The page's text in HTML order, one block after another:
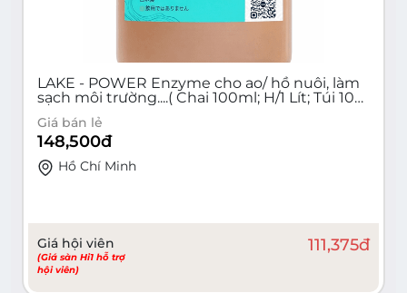
LAKE - POWER Enzyme cho ao/ hồ nuôi, làm
sạch môi trường....( Chai 100ml; H/1 Lít; Túi 10
Giá bán lẻ
148,500đ
Hồ Chí Minh
Giá hội viên
(Giá sàn Hi1 hỗ trợ
hội viên)
111,375đ